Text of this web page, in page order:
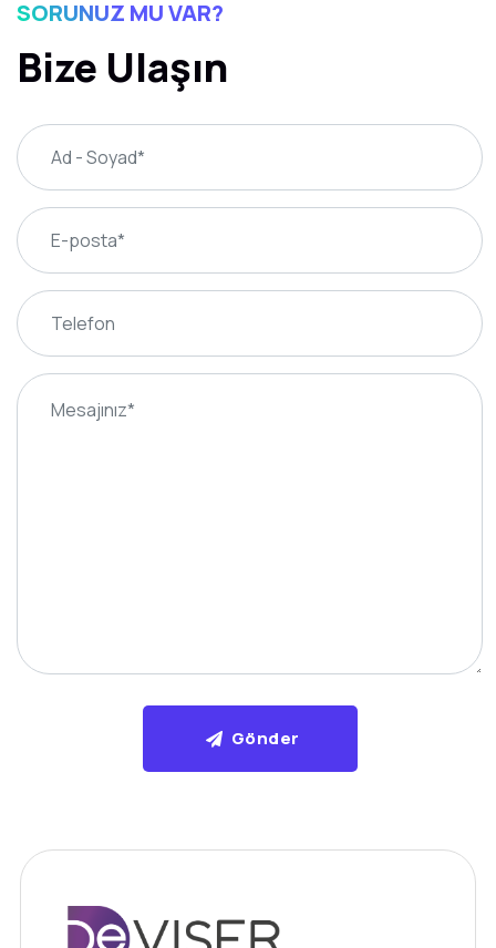
SORUNUZ MU VAR?
Bize Ulaşın
Gönder